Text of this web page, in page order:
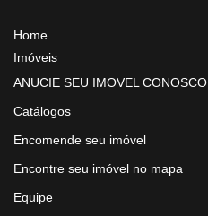
Home
Imóveis
ANUCIE SEU IMOVEL CONOSCO
Catálogos
Encomende seu imóvel
Encontre seu imóvel no mapa
Equipe